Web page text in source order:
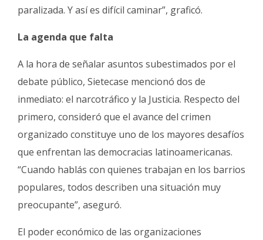
paralizada. Y así es difícil caminar”, graficó.
La agenda que falta
A la hora de señalar asuntos subestimados por el
debate público, Sietecase mencionó dos de
inmediato: el narcotráfico y la Justicia. Respecto del
primero, consideró que el avance del crimen
organizado constituye uno de los mayores desafíos
que enfrentan las democracias latinoamericanas.
“Cuando hablás con quienes trabajan en los barrios
populares, todos describen una situación muy
preocupante”, aseguró.
El poder económico de las organizaciones